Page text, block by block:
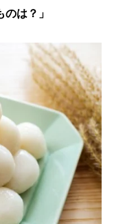
のは？」